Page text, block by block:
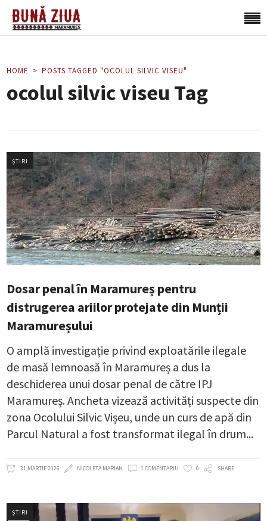
HOME POSTS TAGGED "OCOLUL SILVIC VISEU"
ocolul silvic viseu Tag
ȘTIRI
Dosar penal în Maramureș pentru
distrugerea ariilor protejate din Munții
Maramureșului
O amplă investigație privind exploatările ilegale
de masă lemnoasă în Maramureș a dus la
deschiderea unui dosar penal de către IPJ
Maramureș. Ancheta vizează activități suspecte din
zona Ocolului Silvic Vișeu, unde un curs de apă din
Parcul Natural a fost transformat ilegal în drum
31 MARTIE 2026 NICOLETA MARIAN 1 COMENTARIU 0 SHARE
ȘTIRI